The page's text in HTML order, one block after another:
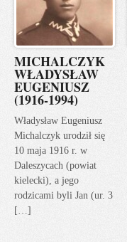
MICHALCZYK
WŁADYSŁAW
EUGENIUSZ
(1916-1994)
Władysław Eugeniusz
Michalczyk urodził się
10 maja 1916 r. w
Daleszycach (powiat
kielecki), a jego
rodzicami byli Jan (ur. 3
[…]